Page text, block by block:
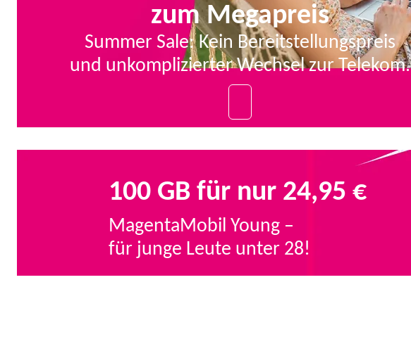
zum Megapreis
Summer Sale: Kein Bereitstellungspreis
und unkomplizierter Wechsel zur Telekom.
100 GB für nur 24,95 €
MagentaMobil Young –
für junge Leute unter 28!